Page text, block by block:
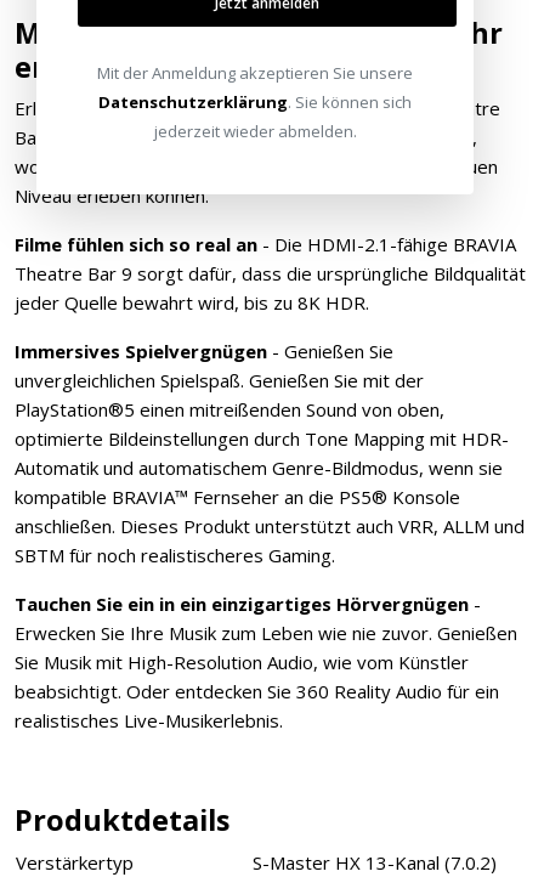
Mit den neuesten Formaten mehr
erleben
Erleben Sie das beste Entertainment. Die BRAVIA Theatre
Bar 9 unterstützt die neuesten audiovisuellen Formate,
wodurch Sie Filme, Spiele und Musik auf einem ganz neuen
Niveau erleben können.
Filme fühlen sich so real an - Die HDMI-2.1-fähige BRAVIA
Theatre Bar 9 sorgt dafür, dass die ursprüngliche Bildqualität
jeder Quelle bewahrt wird, bis zu 8K HDR.
Immersives Spielvergnügen - Genießen Sie
unvergleichlichen Spielspaß. Genießen Sie mit der
PlayStation®5 einen mitreißenden Sound von oben,
optimierte Bildeinstellungen durch Tone Mapping mit HDR-
Automatik und automatischem Genre-Bildmodus, wenn sie
kompatible BRAVIA™ Fernseher an die PS5® Konsole
anschließen. Dieses Produkt unterstützt auch VRR, ALLM und
SBTM für noch realistischeres Gaming.
Tauchen Sie ein in ein einzigartiges Hörvergnügen -
Erwecken Sie Ihre Musik zum Leben wie nie zuvor. Genießen
Sie Musik mit High-Resolution Audio, wie vom Künstler
beabsichtigt. Oder entdecken Sie 360 Reality Audio für ein
realistisches Live-Musikerlebnis.
Produktdetails
Verstärkertyp
S-Master HX 13-Kanal (7.0.2)
Mit der Anmeldung akzeptieren Sie unsere
Datenschutzerklärung. Sie können sich
jederzeit wieder abmelden.